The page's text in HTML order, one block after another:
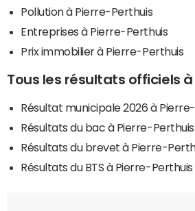
Pollution à Pierre-Perthuis
Entreprises à Pierre-Perthuis
Prix immobilier à Pierre-Perthuis
Tous les résultats officiels
Résultat municipale 2026 à
Résultats du bac à Pierre-Perthuis
Résultats du brevet à Pierre-
Résultats du BTS à Pierre-Perthuis